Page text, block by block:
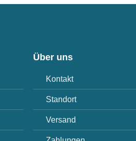
von 5
Über uns
Kontakt
Standort
Versand